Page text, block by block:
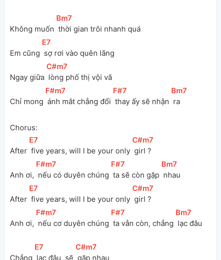
Không muốn
[Bm7
thời gian trôi nhanh quá
Em cũng
[E7
sợ rơi vào quên lãng
Ngay giữa
[
C#m7
lòng phố thị vội vã
Chỉ mong
[F#m7
ánh mắt chẳng đổi
[F#7
thay ấy sẽ nhận
[Bm7
ra
Chorus:
After
[E7
five years, will I be your only
[
C#m7
girl ?
Anh ơi,
[F#m7
nếu có duyên chúng
[F#7
ta sẽ còn gặp
[Bm7
nhau
After
[E7
five years, will I be your only
[
C#m7
girl ?
Anh ơi,
[F#m7
nếu cơ duyên chúng
[F#7
ta vẫn còn, chẳng
[Bm7
lạc đâu
Chẳng
[E7
lạc đâu, sẽ
[
C#m7
gặp nhau